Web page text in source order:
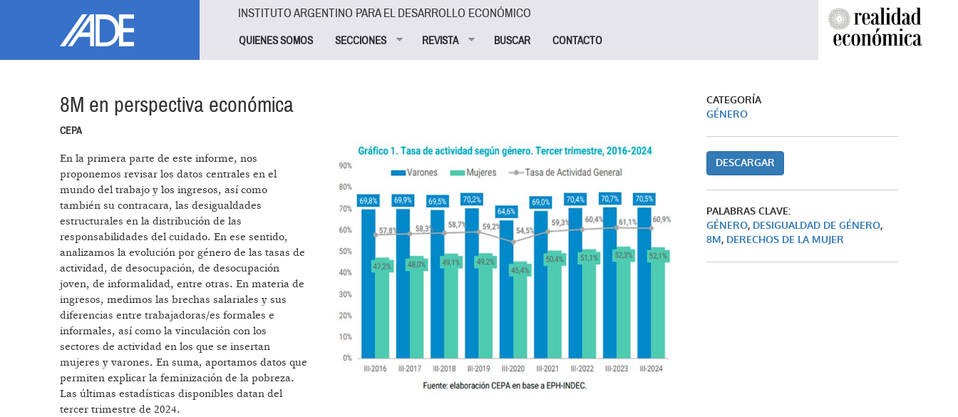
INSTITUTO ARGENTINO PARA EL DESARROLLO ECONÓMICO
QUIENES SOMOS SECCIONES REVISTA BUSCAR CONTACTO
8M en perspectiva económica
CEPA
En la primera parte de este informe, nos
proponemos revisar los datos centrales en el
mundo del trabajo y los ingresos, así como
también su contracara, las desigualdades
estructurales en la distribución de las
responsabilidades del cuidado. En ese sentido,
analizamos la evolución por género de las tasas de
actividad, de desocupación, de desocupación
joven, de informalidad, entre otras. En materia de
ingresos, medimos las brechas salariales y sus
diferencias entre trabajadoras/es formales e
informales, así como la vinculación con los
sectores de actividad en los que se insertan
mujeres y varones. En suma, aportamos datos que
permiten explicar la feminización de la pobreza.
Las últimas estadísticas disponibles datan del
tercer trimestre de 2024.
CATEGORÍA
GÉNERO
DESCARGAR
PALABRAS CLAVE:
GÉNERO, DESIGUALDAD DE GÉNERO,
8M, DERECHOS DE LA MUJER